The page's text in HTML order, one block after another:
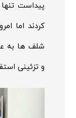
پیداست
کردند اما
شلف ها به
و تزئینی